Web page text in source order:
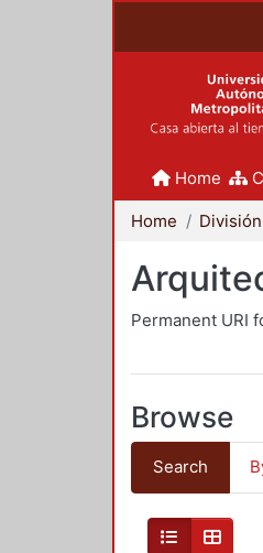
Home
Home
Permanent URI
Browse
Search